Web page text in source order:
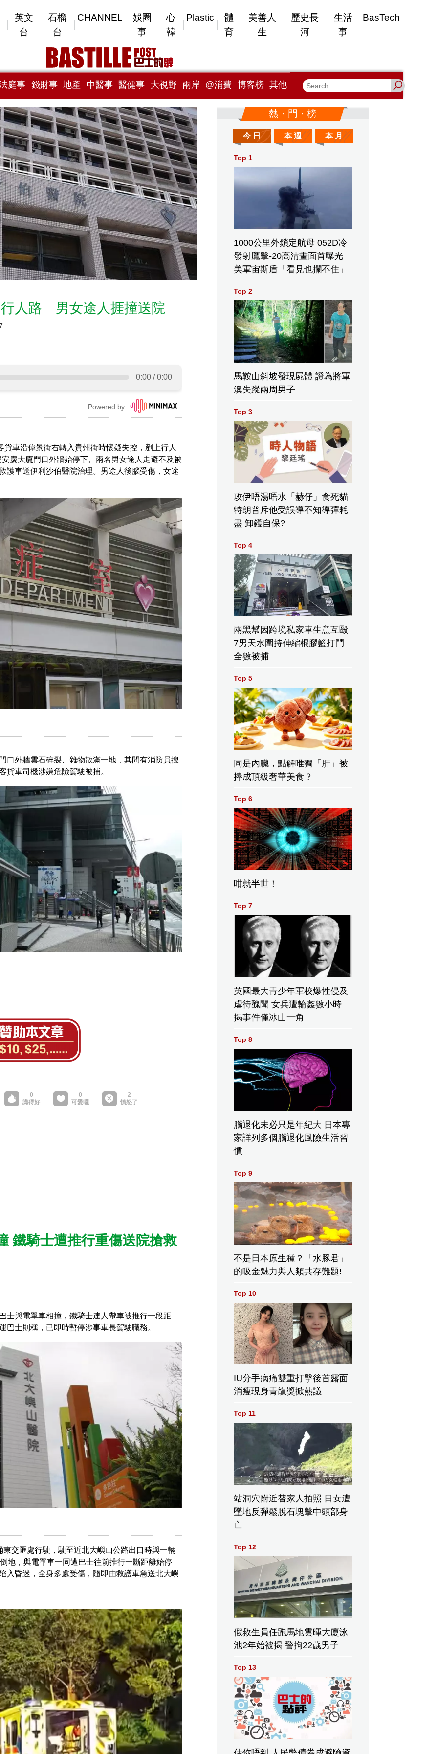
英文
台
石榴
台
CHANNEL
娛圈
事
心
韓
Plastic
體
育
美善人
生
歷史長
河
生活
事
BasTech
庭事 錢財事 地產 中醫事 醫健事 大視野 兩岸 @消費 博客榜 其他
人路 男女途人捱撞送院
車沿偉景街右轉入貴州街時懷疑失控，剷上行人
慶大廈門口外牆始停下。兩名男女途人走避不及被
護車送伊利沙伯醫院治理。男途人後腦受傷，女途
口外牆雲石碎裂、雜物散滿一地，其間有消防員搜
貨車司機涉嫌危險駕駛被捕。
鐵騎士遭推行重傷送院搶救
士與電單車相撞，鐵騎士連人帶車被推行一段距
巴士則稱，已即時暫停涉事車長駕駛職務。
交匯處行駛，駛至近北大嶼山公路出口時與一輛
地，與電單車一同遭巴士往前推行一斷距離始停
入昏迷，全身多處受傷，隨即由救護車急送北大嶼
熱 · 門 · 榜
今 日 本 週 本 月
Top 1
1000公里外鎖定航母 052D冷
發射鷹擊-20高清畫面首曝光
美軍宙斯盾「看見也攔不住」
Top 2
馬鞍山斜坡發現屍體 證為將軍
澳失蹤兩周男子
Top 3
攻伊唔湯唔水「赫仔」食死貓
特朗普斥他受誤導不知導彈耗
盡 卸鑊自保?
Top 4
兩黑幫因跨境私家車生意互毆
7男天水圍持伸縮棍膠籃打鬥
全數被捕
Top 5
同是內臟，點解唯獨「肝」被
捧成頂級奢華美食？
Top 6
咁就半世！
Top 7
英國最大青少年軍校爆性侵及
虐待醜聞 女兵遭輪姦數小時
揭事件僅冰山一角
Top 8
腦退化未必只是年紀大 日本專
家詳列多個腦退化風險生活習
慣
Top 9
不是日本原生種？「水豚君」
的吸金魅力與人類共存難題!
Top 10
IU分手病痛雙重打擊後首露面
消瘦現身青龍獎掀熱議
Top 11
站洞穴附近替家人拍照 日女遭
墜地反彈鬆脫石塊擊中頭部身
亡
Top 12
假救生員任跑馬地雲暉大廈泳
池2年始被揭 警拘22歲男子
Top 13